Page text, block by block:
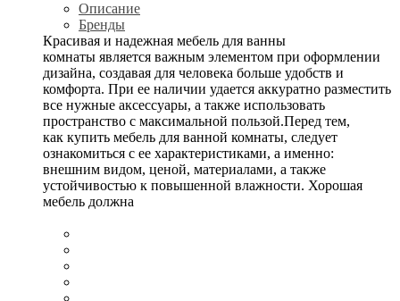
Описание
Бренды
Красивая и надежная мебель для ванны
комнаты является важным элементом при оформлении
дизайна, создавая для человека больше удобств и
комфорта. При ее наличии удается аккуратно разместить
все нужные аксессуары, а также использовать
пространство с максимальной пользой.Перед тем,
как купить мебель для ванной комнаты, следует
ознакомиться с ее характеристиками, а именно:
внешним видом, ценой, материалами, а также
устойчивостью к повышенной влажности. Хорошая
мебель должна